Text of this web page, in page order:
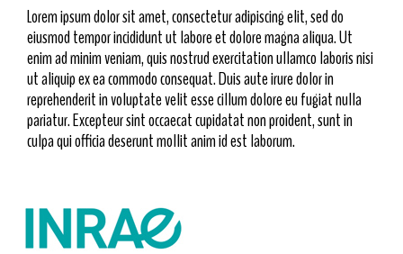
Lorem ipsum dolor sit amet, consectetur adipiscing elit, sed do
eiusmod tempor incididunt ut labore et dolore magna aliqua. Ut
enim ad minim veniam, quis nostrud exercitation ullamco laboris nisi
ut aliquip ex ea commodo consequat. Duis aute irure dolor in
reprehenderit in voluptate velit esse cillum dolore eu fugiat nulla
pariatur. Excepteur sint occaecat cupidatat non proident, sunt in
culpa qui officia deserunt mollit anim id est laborum.